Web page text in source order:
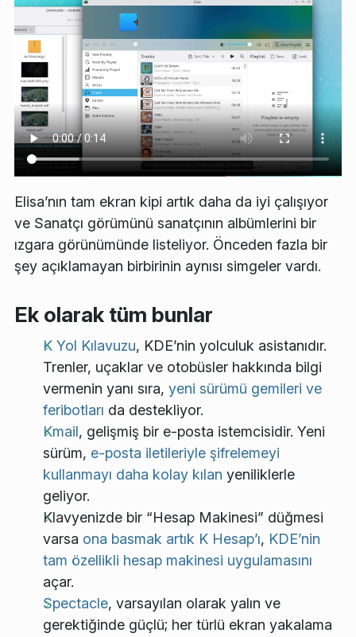
Elisa’nın tam ekran kipi artık daha da iyi çalışıyor
ve Sanatçı görümünü sanatçının albümlerini bir
ızgara görünümünde listeliyor. Önceden fazla bir
şey açıklamayan birbirinin aynısı simgeler vardı.
Ek olarak tüm bunlar
K Yol Kılavuzu, KDE’nin yolculuk asistanıdır.
Trenler, uçaklar ve otobüsler hakkında bilgi
vermenin yanı sıra, yeni sürümü gemileri ve
feribotları da destekliyor.
Kmail, gelişmiş bir e-posta istemcisidir. Yeni
sürüm, e-posta iletileriyle şifrelemeyi
kullanmayı daha kolay kılan yeniliklerle
geliyor.
Klavyenizde bir “Hesap Makinesi” düğmesi
varsa ona basmak artık K Hesap’ı, KDE’nin
tam özellikli hesap makinesi uygulamasını
açar.
Spectacle, varsayılan olarak yalın ve
gerektiğinde güçlü; her türlü ekran yakalama